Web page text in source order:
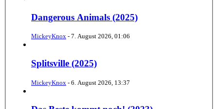
Dangerous Animals (2025)
MickeyKnox - 7. August 2026, 01:06
Splitsville (2025)
MickeyKnox - 6. August 2026, 13:37